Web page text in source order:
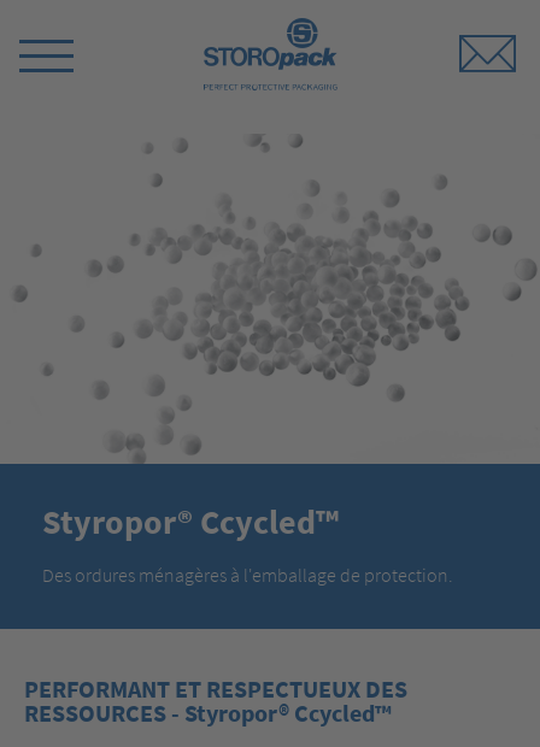
Switch
Styropor® Ccycled™
Des ordures ménagères à l'emballage de protection.
PERFORMANT ET RESPECTUEUX DES
RESSOURCES - Styropor® Ccycled™